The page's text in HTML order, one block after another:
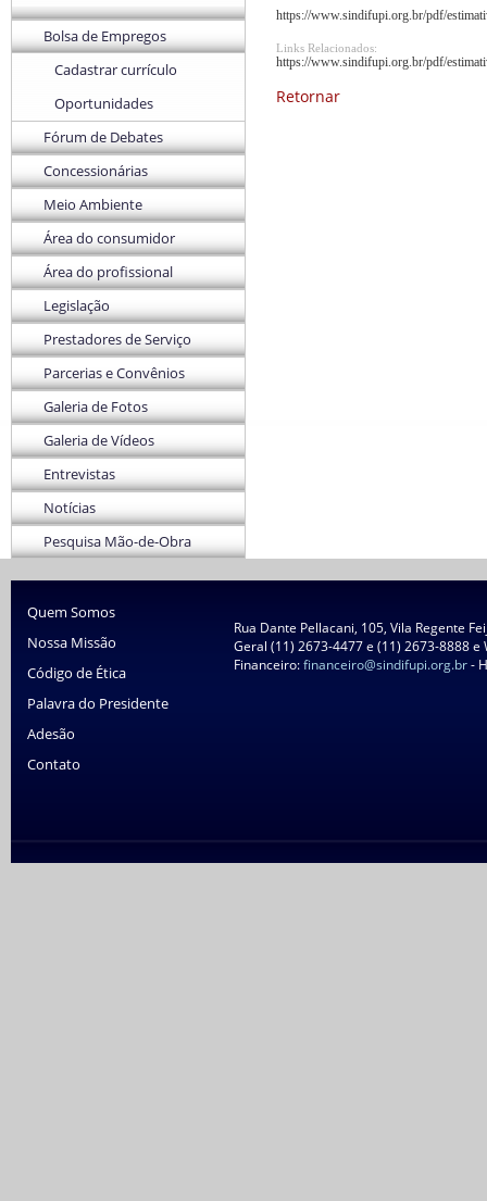
Bolsa de Empregos
Cadastrar currículo
Oportunidades
Fórum de Debates
Concessionárias
Meio Ambiente
Área do consumidor
Área do profissional
Legislação
Prestadores de Serviço
Parcerias e Convênios
Galeria de Fotos
Galeria de Vídeos
Entrevistas
Notícias
Pesquisa Mão-de-Obra
https://www.sindifupi.org.br/pdf/
Links Relacionados:
https://www.sindifupi.org.br/pdf/
Retornar
Quem Somos
Nossa Missão
Código de Ética
Palavra do Presidente
Adesão
Contato
Rua Dante Pellacani, 105, Vila Regente
Geral (11) 2673-4477 e (11) 2673-8888
Financeiro:financeiro@sindifupi.org.br-